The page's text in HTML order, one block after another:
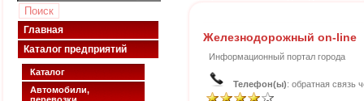
Главная
Каталог предприятий
Каталог
Автомобили,
Железнодорожный on-line
Информационный портал города
Телефон(ы): обратная связь